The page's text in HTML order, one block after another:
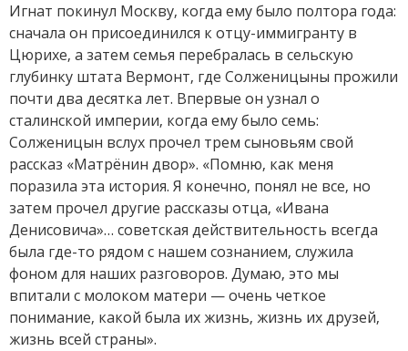
Игнат покинул Москву, когда ему было полтора года:
сначала он присоединился к отцу-иммигранту в
Цюрихе, а затем семья перебралась в сельскую
глубинку штата Вермонт, где Солженицыны прожили
почти два десятка лет. Впервые он узнал о
сталинской империи, когда ему было семь:
Солженицын вслух прочел трем сыновьям свой
рассказ «Матрёнин двор». «Помню, как меня
поразила эта история. Я конечно, понял не все, но
затем прочел другие рассказы отца, «Ивана
Денисовича»… советская действительность всегда
была где-то рядом с нашем сознанием, служила
фоном для наших разговоров. Думаю, это мы
впитали с молоком матери — очень четкое
понимание, какой была их жизнь, жизнь их друзей,
жизнь всей страны».